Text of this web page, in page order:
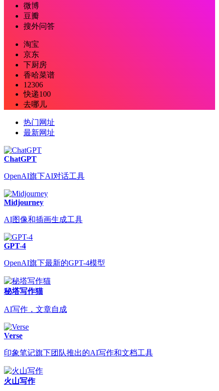
微博
豆瓣
搜外问答
淘宝
京东
下厨房
香哈菜谱
12306
快递100
去哪儿
热门网址
最新网址
ChatGPT
OpenAI旗下AI对话工具
Midjourney
AI图像和插画生成工具
GPT-4
OpenAI旗下最新的GPT-4模型
秘塔写作猫
AI写作，文章自成
Verse
印象笔记旗下团队推出的AI写作和文档工具
火山写作